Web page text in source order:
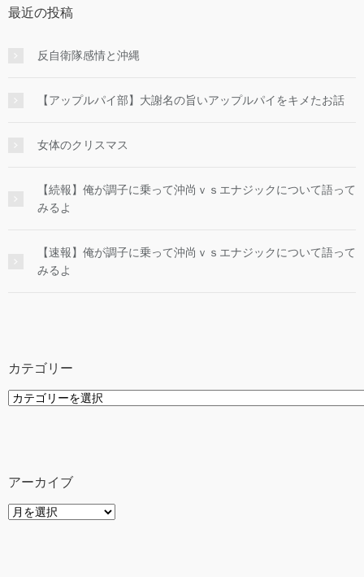
最近の投稿
反自衛隊感情と沖縄
【アップルパイ部】大謝名の旨いアップルパイをキメたお話
女体のクリスマス
【続報】俺が調子に乗って沖尚ｖｓエナジックについて語って
みるよ
【速報】俺が調子に乗って沖尚ｖｓエナジックについて語って
みるよ
カテゴリー
カ
アーカイブ
ア